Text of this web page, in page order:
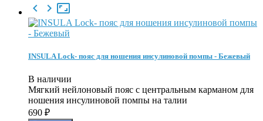

 
INSULA Lock- пояс для ношения инсулиновой помпы - Бежевый
В наличии
Мягкий нейлоновый пояс c центральным карманом для
ношения инсулиновой помпы на талии
690 ₽